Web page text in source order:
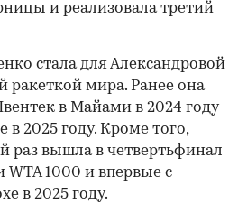
и реализовала третий
стала для Александровой
ракеткой мира. Ранее она
в Майами в 2024 году
в 2025 году. Кроме того,
раз вышла в четвертьфинал
WTA 1000 и впервые с
в 2025 году.